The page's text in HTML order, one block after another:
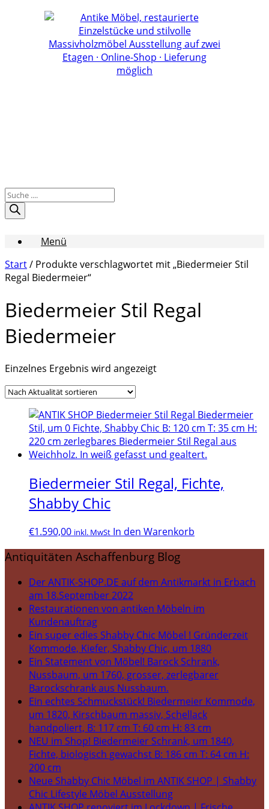
Products
search
Menü
Start/ Produkte verschlagwortet mit „Biedermeier Stil
Regal Biedermeier“
Biedermeier Stil Regal
Biedermeier
Einzelnes Ergebnis wird angezeigt
Biedermeier Stil Regal, Fichte,
Shabby Chic
€1.590,00 inkl. MwSt In den Warenkorb
Antiquitäten Aschaffenburg Blog
Der ANTIK-SHOP.DE auf dem Antikmarkt in Erbach
am 18.September 2022
Restaurationen von antiken Möbeln im
Kundenauftrag
Ein super edles Shabby Chic Möbel ! Gründerzeit
Kommode, Kiefer, Shabby Chic, um 1880
Ein Statement von Möbel! Barock Schrank,
Nussbaum, um 1760, grosser, zerlegbarer
Barockschrank aus Nussbaum.
Ein echtes Schmuckstück! Biedermeier Kommode,
um 1820, Kirschbaum massiv, Schellack
handpoliert, B: 117 cm T: 60 cm H: 83 cm
NEU im Shop! Biedermeier Schrank, um 1840,
Fichte, biologisch gewachst B: 186 cm T: 64 cm H:
200 cm
Neue Shabby Chic Möbel im ANTIK SHOP | Shabby
Chic Lifestyle Möbel Ausstellung